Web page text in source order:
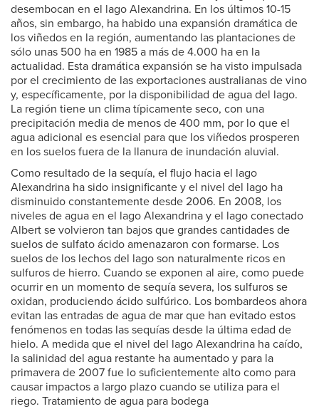
desembocan en el lago Alexandrina. En los últimos 10-15
años, sin embargo, ha habido una expansión dramática de
los viñedos en la región, aumentando las plantaciones de
sólo unas 500 ha en 1985 a más de 4.000 ha en la
actualidad. Esta dramática expansión se ha visto impulsada
por el crecimiento de las exportaciones australianas de vino
y, específicamente, por la disponibilidad de agua del lago.
La región tiene un clima típicamente seco, con una
precipitación media de menos de 400 mm, por lo que el
agua adicional es esencial para que los viñedos prosperen
en los suelos fuera de la llanura de inundación aluvial.
Como resultado de la sequía, el flujo hacia el lago
Alexandrina ha sido insignificante y el nivel del lago ha
disminuido constantemente desde 2006. En 2008, los
niveles de agua en el lago Alexandrina y el lago conectado
Albert se volvieron tan bajos que grandes cantidades de
suelos de sulfato ácido amenazaron con formarse. Los
suelos de los lechos del lago son naturalmente ricos en
sulfuros de hierro. Cuando se exponen al aire, como puede
ocurrir en un momento de sequía severa, los sulfuros se
oxidan, produciendo ácido sulfúrico. Los bombardeos ahora
evitan las entradas de agua de mar que han evitado estos
fenómenos en todas las sequías desde la última edad de
hielo. A medida que el nivel del lago Alexandrina ha caído,
la salinidad del agua restante ha aumentado y para la
primavera de 2007 fue lo suficientemente alto como para
causar impactos a largo plazo cuando se utiliza para el
riego. Tratamiento de agua para bodega